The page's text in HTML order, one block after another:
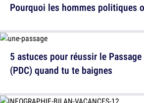
5 astuces pour réussir le
(PDC) quand tu te baignes
Pourquoi les hommes politiques